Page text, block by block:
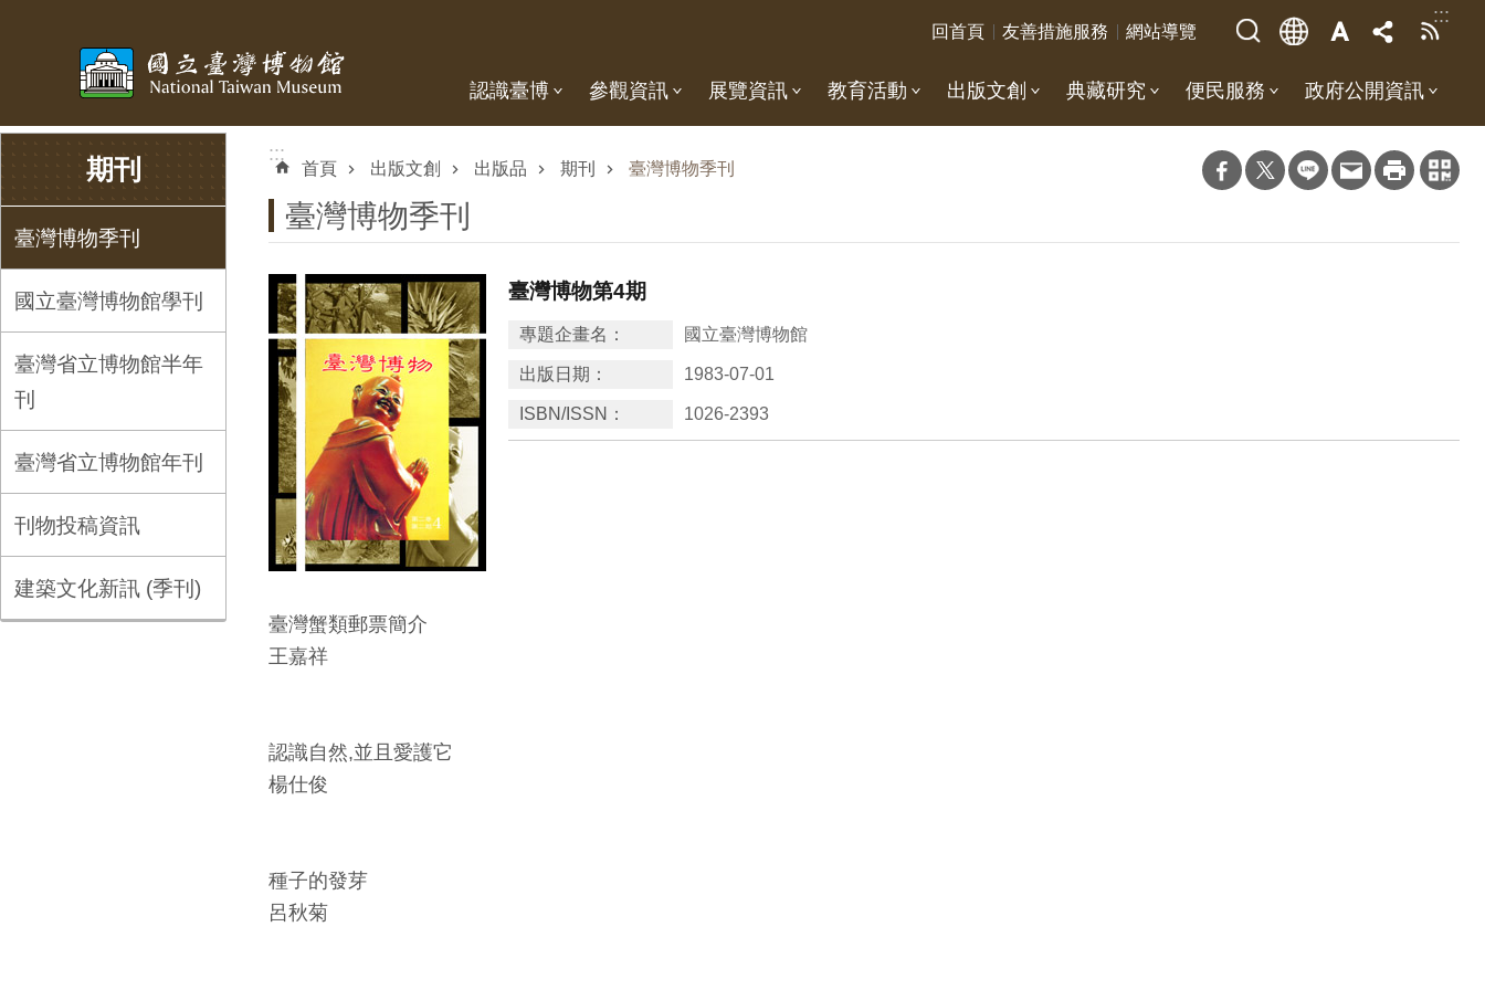
:::
回首頁 友善措施服務 網站導覽
認識臺博 參觀資訊 展覽資訊 教育活動 出版文創 典藏研究 便民服務 政府公開資訊
期刊
臺灣博物季刊
國立臺灣博物館學刊
臺灣省立博物館半年
刊
臺灣省立博物館年刊
刊物投稿資訊
建築文化新訊 (季刊)
:::
首頁 出版文創 出版品 期刊 臺灣博物季刊
臺灣博物季刊
臺灣博物第4期
專題企畫名： 國立臺灣博物館
出版日期： 1983-07-01
ISBN/ISSN： 1026-2393
臺灣蟹類郵票簡介
王嘉祥
認識自然,並且愛護它
楊仕俊
種子的發芽
呂秋菊